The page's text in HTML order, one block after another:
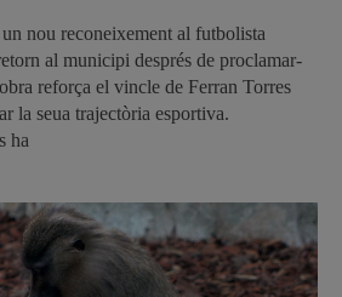
nou reconeixement al futbolista
al municipi després de proclamar-
reforça el vincle de Ferran Torres
la seua trajectòria esportiva.
ha